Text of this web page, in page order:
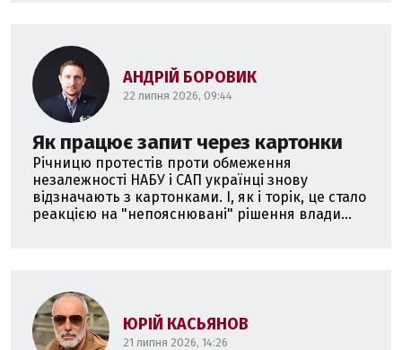
АНДРІЙ БОРОВИК
22 липня 2026, 09:44
Як працює запит через картонки
Річницю протестів проти обмеження
незалежності НАБУ і САП українці знову
відзначають з картонками. І, як і торік, це стало
реакцією на "непояснювані" рішення влади...
ЮРІЙ КАСЬЯНОВ
21 липня 2026, 14:26